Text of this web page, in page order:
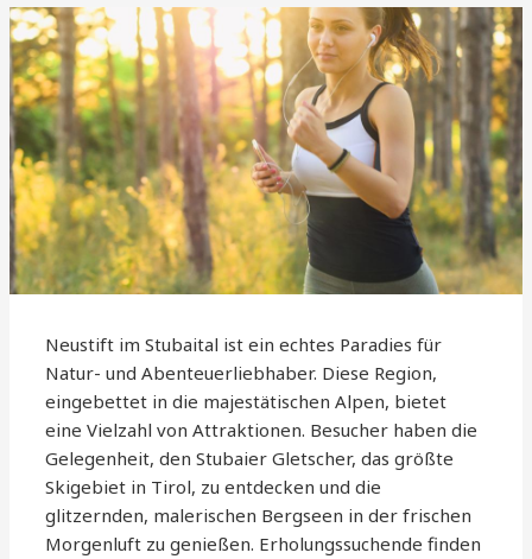
Neustift im Stubaital ist ein echtes Paradies für
Natur- und Abenteuerliebhaber. Diese Region,
eingebettet in die majestätischen Alpen, bietet
eine Vielzahl von Attraktionen. Besucher haben die
Gelegenheit, den Stubaier Gletscher, das größte
Skigebiet in Tirol, zu entdecken und die
glitzernden, malerischen Bergseen in der frischen
Morgenluft zu genießen. Erholungssuchende finden